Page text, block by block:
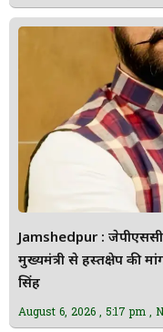
Jamshedpur :
मुख्यमंत्री से हस्तक्षेप की
सिंह
August 6, 2026 5:17 pm